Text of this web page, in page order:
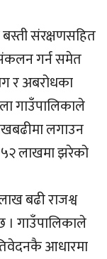
बस्ती संरक्षणसहित
गर्न समेत
र अबरोधका
गाउँपालिकाले
लगाउन
लाखमा झरेको
बढी राजश्व
गाउँपालिकाले
आधारमा